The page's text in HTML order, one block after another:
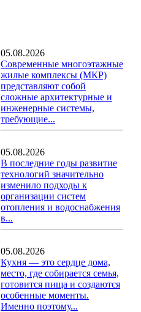
05.08.2026
Современные многоэтажные
жилые комплексы (МКР)
представляют собой
сложные архитектурные и
инженерные системы,
требующие...
05.08.2026
В последние годы развитие
технологий значительно
изменило подходы к
организации систем
отопления и водоснабжения
в...
05.08.2026
Кухня — это сердце дома,
место, где собирается семья,
готовится пища и создаются
особенные моменты.
Именно поэтому...